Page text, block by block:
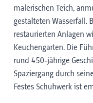
malerischen Teich,
gestalteten Wasserfall.
restaurierten Anlagen
Keuchengarten. Die
rund 450‑jährige
Spaziergang durch
Festes Schuhwerk ist